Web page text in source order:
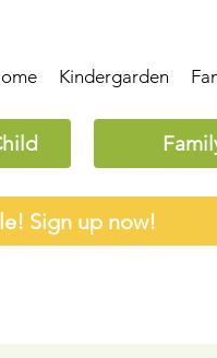
Kindergarden
Sign up now!